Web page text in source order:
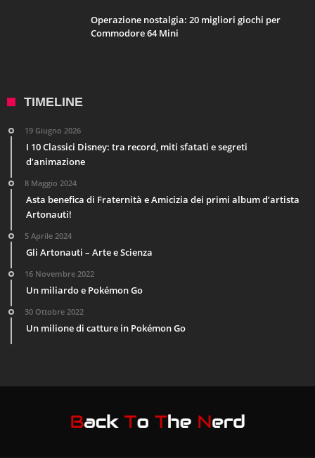
Operazione nostalgia: 20 migliori giochi per
Commodore 64 Mini
TIMELINE
19 Giugno 2026
I 10 Classici Disney: tra record, miti sfatati e segreti
d’animazione
8 Maggio 2024
Asta benefica di Fraternità e Amicizia dei primi album d’artista
Artonauti!
5 Aprile 2024
Gli Artonauti – Arte e Scienza
16 Novembre 2022
Un miliardo e Pokémon Go
30 Ottobre 2022
Un milione di catture in Pokémon Go